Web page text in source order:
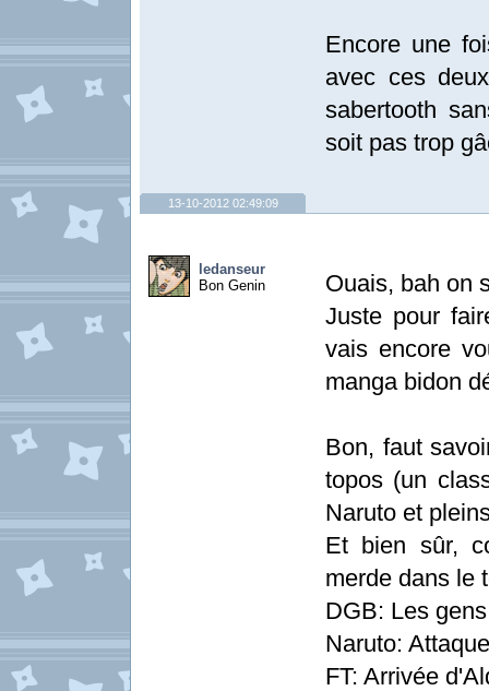
Encore une
avec ces
sabertooth
soit pas trop
13-10-2012 02:49:09
ledanseur
Bon Genin
Ouais, bah on
Juste pour
vais encore
manga bidon
Bon, faut
topos (un
Naruto et
Et bien sûr,
merde dans le
DGB: Les
Naruto:
FT: Arrivée